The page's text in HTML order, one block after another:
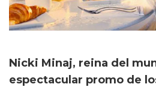
Nicki Minaj, reina del
espectacular promo de